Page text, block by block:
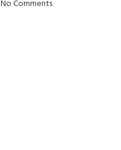
No Comments